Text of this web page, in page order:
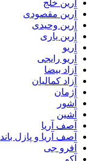
آرین خلج
آرین مقصودی
آرین وحیدی
آرین یاری
آریو
آریو رایجی
آزاد بیضا
آزاد کمالیان
آژمان
آشور
آشین
آصف آریا
آصف آریا و پازل باند
آفرو جی